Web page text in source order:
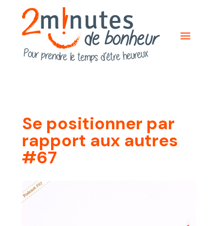
Se positionner par
rapport aux autres
#67